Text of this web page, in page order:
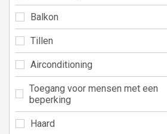
Balkon
Tillen
Airconditioning
Toegang voor mensen met een
beperking
Haard